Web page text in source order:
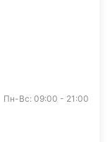
Пн-Вс: 09:00 - 21:00